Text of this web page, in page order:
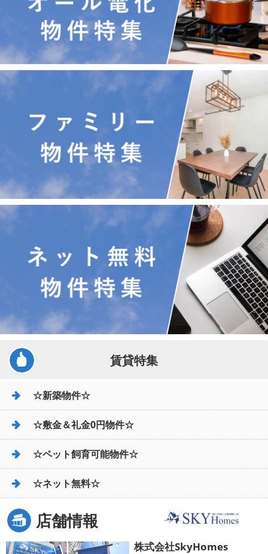
賃貸特集
☆新築物件☆
☆敷金＆礼金0円物件☆
☆ペット飼育可能物件☆
☆ネット無料☆
店舗情報
株式会社SkyHomes